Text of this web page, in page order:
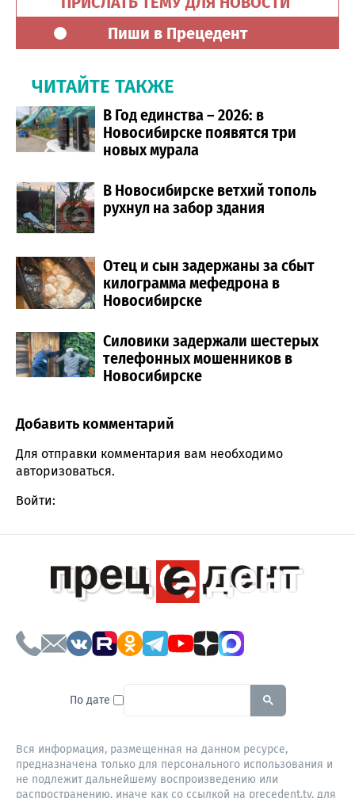
Пиши в Прецедент
ЧИТАЙТЕ ТАКЖЕ
В Год единства – 2026: в
Новосибирске появятся три
новых мурала
В Новосибирске ветхий тополь
рухнул на забор здания
Отец и сын задержаны за сбыт
килограмма мефедрона в
Новосибирске
Силовики задержали шестерых
телефонных мошенников в
Новосибирске
Comment section
Добавить комментарий
Для отправки комментария вам необходимо
авторизоваться.
Войти:
По дате To search this site, enter a
Вся информация, размещенная на данном ресурсе,
предназначена только для персонального использования и
не подлежит дальнейшему воспроизведению или
распространению, иначе как со ссылкой на precedent.tv, для